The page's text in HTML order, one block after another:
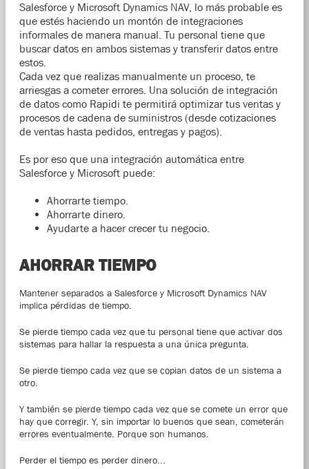
Salesforce y Microsoft Dynamics NAV, lo más probable es
que estés haciendo un montón de integraciones
informales de manera manual. Tu personal tiene que
buscar datos en ambos sistemas y transferir datos entre
estos.
Cada vez que realizas manualmente un proceso, te
arriesgas a cometer errores. Una solución de integración
de datos como Rapidi te permitirá optimizar tus ventas y
procesos de cadena de suministros (desde cotizaciones
de ventas hasta pedidos, entregas y pagos).
Es por eso que una integración automática entre
Salesforce y Microsoft puede:
Ahorrarte tiempo.
Ahorrarte dinero.
Ayudarte a hacer crecer tu negocio.
AHORRAR TIEMPO
Mantener separados a Salesforce y Microsoft Dynamics NAV
implica pérdidas de tiempo.
Se pierde tiempo cada vez que tu personal tiene que activar dos
sistemas para hallar la respuesta a una única pregunta.
Se pierde tiempo cada vez que se copian datos de un sistema a
otro.
Y también se pierde tiempo cada vez que se comete un error que
hay que corregir. Y, sin importar lo buenos que sean, cometerán
errores eventualmente. Porque son humanos.
Perder el tiempo es perder dinero...